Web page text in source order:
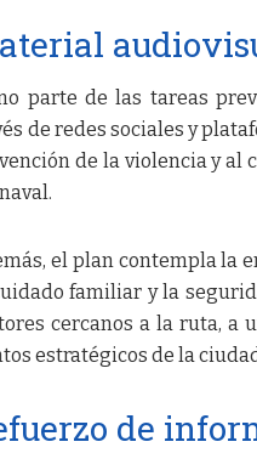
parte de las tareas
de redes sociales y
de la violencia y al
el plan contempla la
familiar y la
cercanos a la ruta, a
estratégicos de la
de